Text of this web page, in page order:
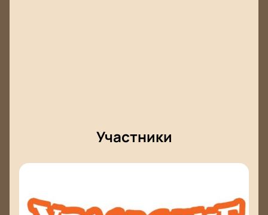
Участники